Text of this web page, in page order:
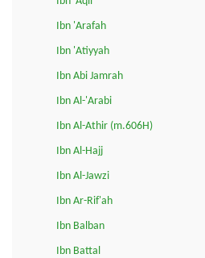
Ibn 'Arafah
Ibn 'Atiyyah
Ibn Abi Jamrah
Ibn Al-'Arabi
Ibn Al-Athir (m.606H)
Ibn Al-Hajj
Ibn Al-Jawzi
Ibn Ar-Rif'ah
Ibn Balban
Ibn Battal